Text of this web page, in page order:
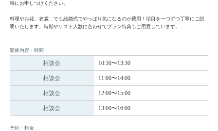
時にお申しつけください。
料理やお花、衣裳…でも結婚式でやっぱり気になるのが費用！項目を一つずつ丁寧にご説
明いたします。時期やゲスト人数に合わせてプラン特典もご用意しています。
開催内容・時間
相談会 10:30〜13:30
相談会 11:00〜14:00
相談会 12:00〜15:00
相談会 13:00〜16:00
予約・料金